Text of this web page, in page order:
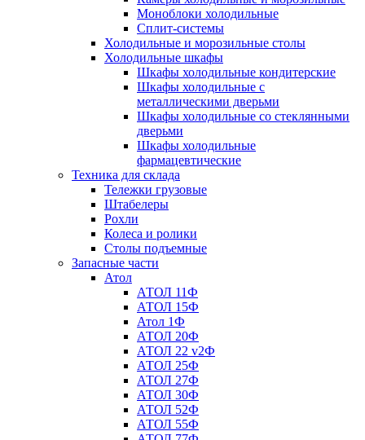
Моноблоки холодильные
Сплит-системы
Холодильные и морозильные столы
Холодильные шкафы
Шкафы холодильные кондитерские
Шкафы холодильные с
металлическими дверьми
Шкафы холодильные со стеклянными
дверьми
Шкафы холодильные
фармацевтические
Техника для склада
Тележки грузовые
Штабелеры
Рохли
Колеса и ролики
Столы подъемные
Запасные части
Атол
АТОЛ 11Ф
АТОЛ 15Ф
Атол 1Ф
АТОЛ 20Ф
АТОЛ 22 v2Ф
АТОЛ 25Ф
АТОЛ 27Ф
АТОЛ 30Ф
АТОЛ 52Ф
АТОЛ 55Ф